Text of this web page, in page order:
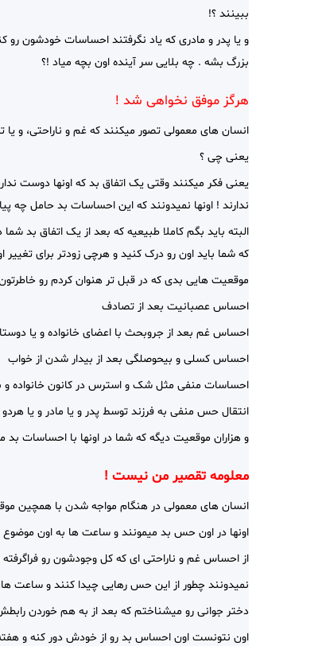
ببینند ؟!
و یا پدر و مادری که یاد نگرفتند احساسات خودشون
بزرگ بشه . چه بلایی سر آینده اون بچه میاد !؟
هرگز موفق نخواهی شد !
انسان های معمولی تصور میکنند که غم و ناراحتی، و
یعنی چی ؟
یعنی فکر میکنند وقتی یک اتفاق بد که اونها دوست
ندارند ! اونها نمیدونند که این احساسات بد حامل چه
البته باید بگم کاملا طبیعیه که بعد از یک اتفاق بد
که شما باید اون رو درک کنید و هرچی زودتر برای تغییر
موقعیت هایی بدی که در قبل تر هنوان کردم رو
احساس عصبانیت بعد از تصادف
احساس غم بعد از جروبحث با اعضای خانواده و یا
احساس کسلی و بیحوصلگی بعد از بیدار شدن از خواب
احساسات منفی مثل شک و استرس در کانون خانواده و
انتقال حس منفی به فرزند توسط پدر و یا مادر و یا
و هزاران موقعیت دیگه که شما در اونها با احساسات
معلومه تقصیر من نیست !
انسان های معمولی در هنگام مواجه شدن با همچین
اونها در اون حس بد میمونند و ساعت ها به اون موضوع
از احساس غم و ناراحتی ای که کل وجودشون رو
نمیدونند چطور از این حس رهایی چیدا کنند و ساعت
دختر جوانی رو میشناختم که بعد از به هم خوردن
اون نتونست اون احساس بد رو از خودش دور کنه و